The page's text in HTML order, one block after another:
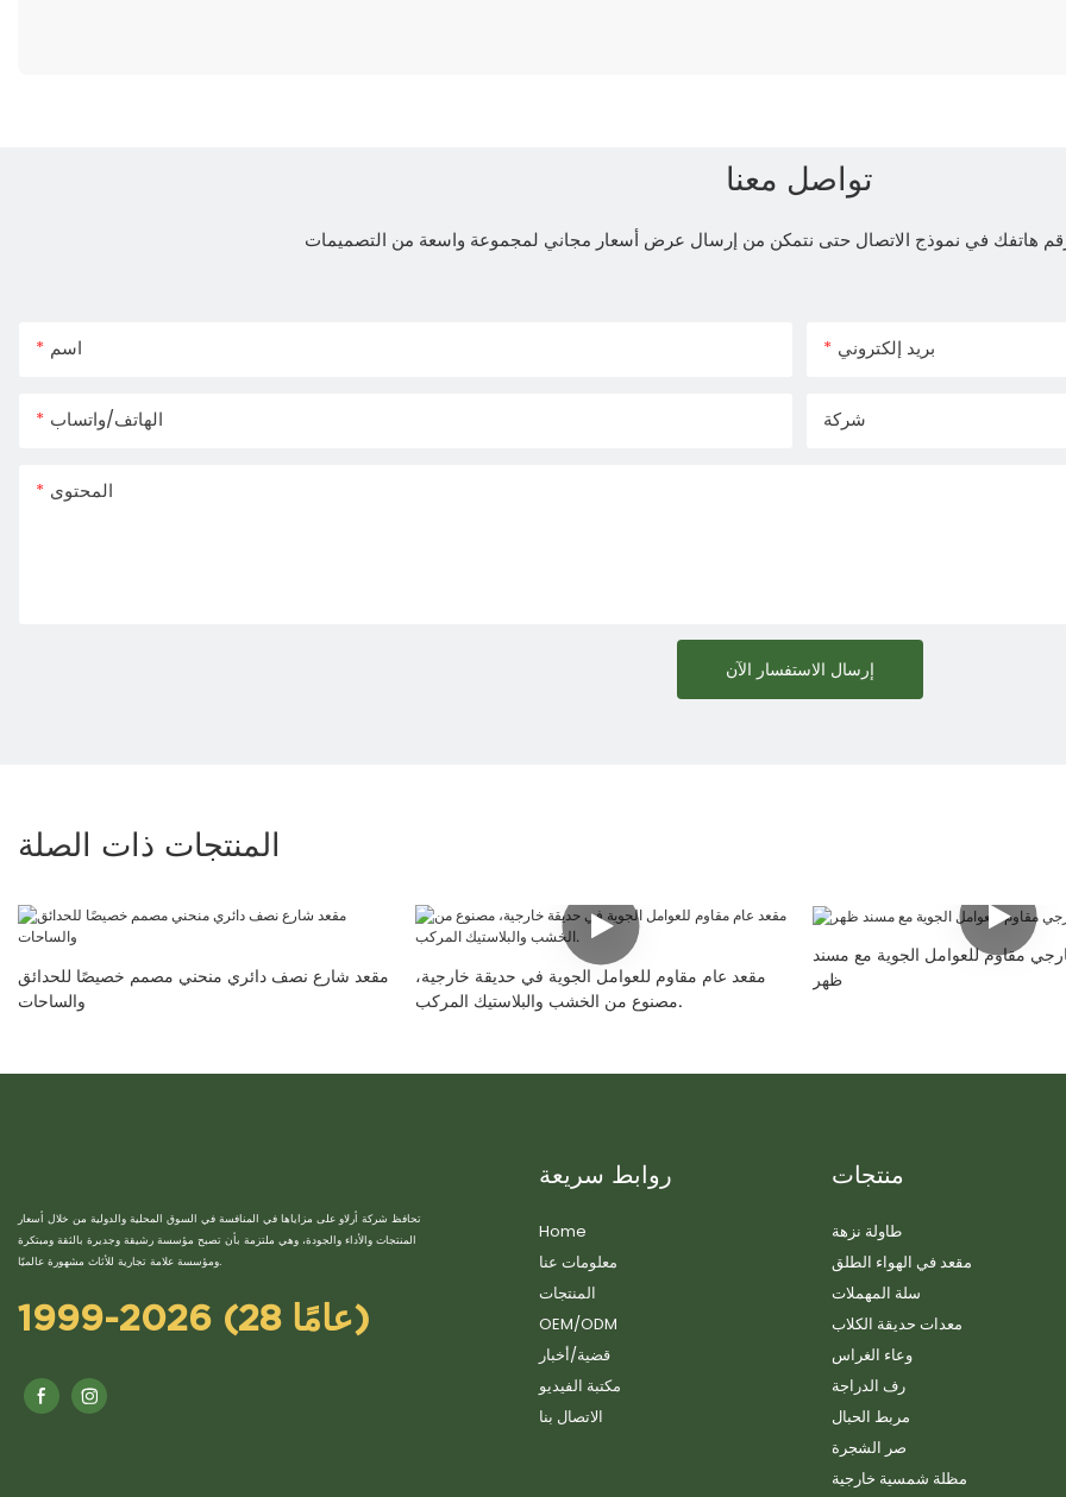
تواصل معنا
رقم هاتفك في نموذج الاتصال حتى نتمكن من إرسال عرض أسعار مجاني لمجموعة واسعة من التصميمات
اسم بريد إلكتروني
الهاتف/واتساب شركة
المحتوى
إرسال الاستفسار الآن
المنتجات ذات الصلة
مقعد شارع نصف دائري منحني مصمم خصيصًا للحدائق
والساحات
مقعد عام مقاوم للعوامل الجوية في حديقة خارجية،
مصنوع من الخشب والبلاستيك المركب.
مقاوم للعوامل الجوية مع مسند
ظهر
تحافظ شركة أرلاو على مزاياها في المنافسة في السوق المحلية والدولية من خلال أسعار
المنتجات والأداء والجودة، وهي ملتزمة بأن تصبح مؤسسة رشيقة وجديرة بالثقة ومبتكرة
1999-2026 (28 عامًا)
روابط سريعة
Home
معلومات عنا
المنتجات
OEM/ODM
قضية/أخبار
مكتبة الفيديو
الاتصال بنا
منتجات
طاولة نزهة
مقعد في الهواء الطلق
سلة المهملات
معدات حديقة الكلاب
وعاء الغراس
رف الدراجة
مربط الحبال
صر الشجرة
مظلة شمسية خارجية